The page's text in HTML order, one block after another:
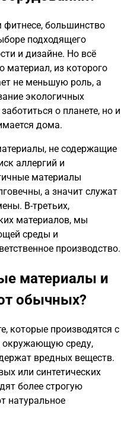
большинство
подходящего
и дизайне. Но всё
материал, из которого
не меньшую роль, а
экологичных
о планете, но и
дома.
не содержащие
аллергий и
материалы
а значит служат
В-третьих,
материалов, мы
среды и
производство.
материалы и
обычных?
которые производятся с
среду,
вредных веществ.
или синтетических
более строгую
натуральное